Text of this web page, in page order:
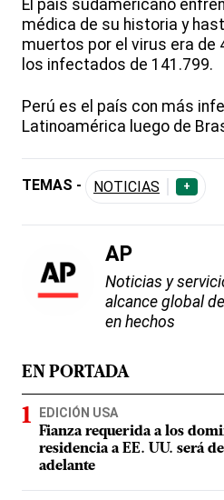
El país sudamericano
médica de su historia y
muertos por el virus era de
los infectados de 141.799.
Perú es el país con más
Latinoamérica luego de
TEMAS - NOTICIAS +
AP
Noticias y
alcance global
en hechos
EN PORTADA
EDICIÓN USA
Fianza requerida a los
residencia a EE. UU. será
adelante